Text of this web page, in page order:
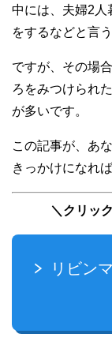
中には、夫婦2人
をするなどと言
ですが、その場
ろをみつけられ
が多いです。
この記事が、あ
きっかけになれ
＼クリッ
リビン